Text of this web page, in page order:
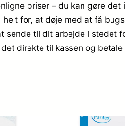
priser – du kan gøre
for, at døje med at få
sende til dit arbejde i
direkte til kassen og